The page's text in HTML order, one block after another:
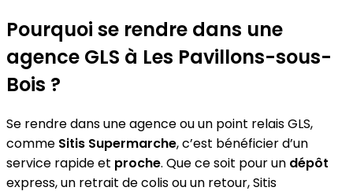
Pourquoi se rendre dans une
agence GLS à Les Pavillons-sous-
Bois ?
Se rendre dans une agence ou un point relais GLS,
comme Sitis Supermarche, c’est bénéficier d’un
service rapide et proche. Que ce soit pour un dépôt
express, un retrait de colis ou un retour, Sitis